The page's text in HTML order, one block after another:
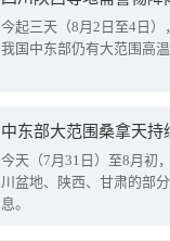
今起三天（8月2日至4日
我国中东部仍有大范围高
中东部大范围桑拿天
今天（7月31日）至8月初
川盆地、陕西、甘肃的部
息。